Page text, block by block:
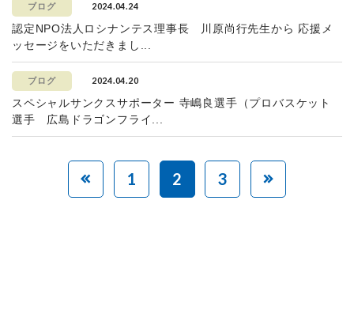
ブログ 2024.04.24
認定NPO法人ロシナンテス理事長 川原尚行先生から 応援メ
ッセージをいただきまし...
ブログ 2024.04.20
スペシャルサンクスサポーター 寺嶋良選手（プロバスケット
選手 広島ドラゴンフライ...
1 2 3